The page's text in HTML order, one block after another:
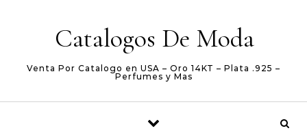
Catalogos De Moda
Venta Por Catalogo en USA – Oro 14KT – Plata .925 –
Perfumes y Mas